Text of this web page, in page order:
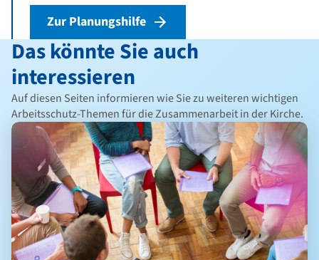
Zur Planungshilfe
Das könnte Sie auch
interessieren
Auf diesen Seiten informieren wie Sie zu weiteren wichtigen
Arbeitsschutz-Themen für die Zusammenarbeit in der Kirche.